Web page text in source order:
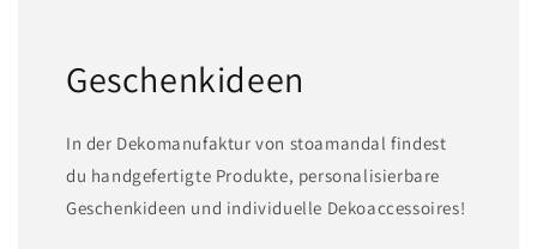
Geschenkideen
In der Dekomanufaktur von stoamandal findest
du handgefertigte Produkte, personalisierbare
Geschenkideen und individuelle Dekoaccessoires!